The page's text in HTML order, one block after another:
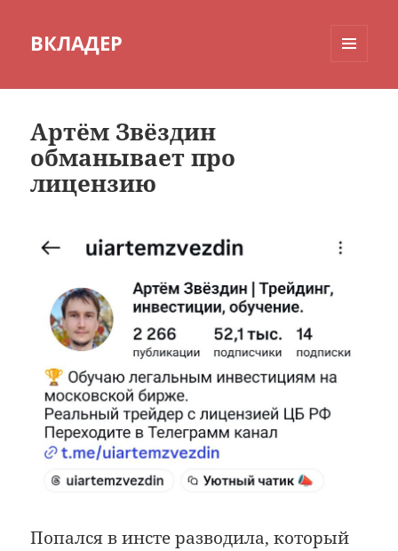
ВКЛАДЕР
Артём Звёздин
обманывает про
лицензию
Попался в инсте разводила, который